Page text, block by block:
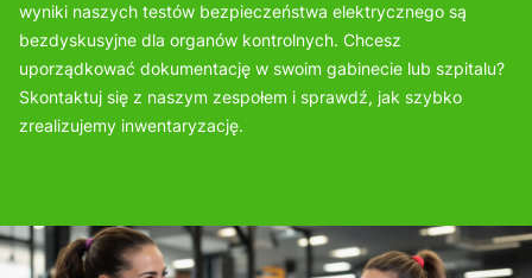
wyniki naszych testów bezpieczeństwa elektrycznego są
bezdyskusyjne dla organów kontrolnych. Chcesz
uporządkować dokumentację w swoim gabinecie lub szpitalu?
Skontaktuj się z naszym zespołem i sprawdź, jak szybko
zrealizujemy inwentaryzację.